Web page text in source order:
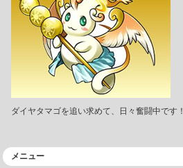
ダイヤタマゴを追い求めて、日々奮闘中です！
メニュー